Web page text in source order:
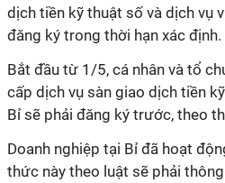
dịch tiền kỹ thuật số và dịch vụ
đăng ký trong thời hạn xác định.
Bắt đầu từ 1/5, cá nhân và tổ
cấp dịch vụ sàn giao dịch tiền
Bỉ sẽ phải đăng ký trước, theo
Doanh nghiệp tại Bỉ đã hoạt
thức này theo luật sẽ phải